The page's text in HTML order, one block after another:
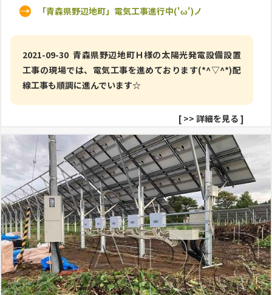
「青森県野辺地町」電気工事進行中('ω')ノ
2021-09-30 青森県野辺地町Ｈ様の太陽光発電設備設置
工事の現場では、電気工事を進めております(*^▽^*)配
線工事も順調に進んでいます☆
[ >> 詳細を見る ]